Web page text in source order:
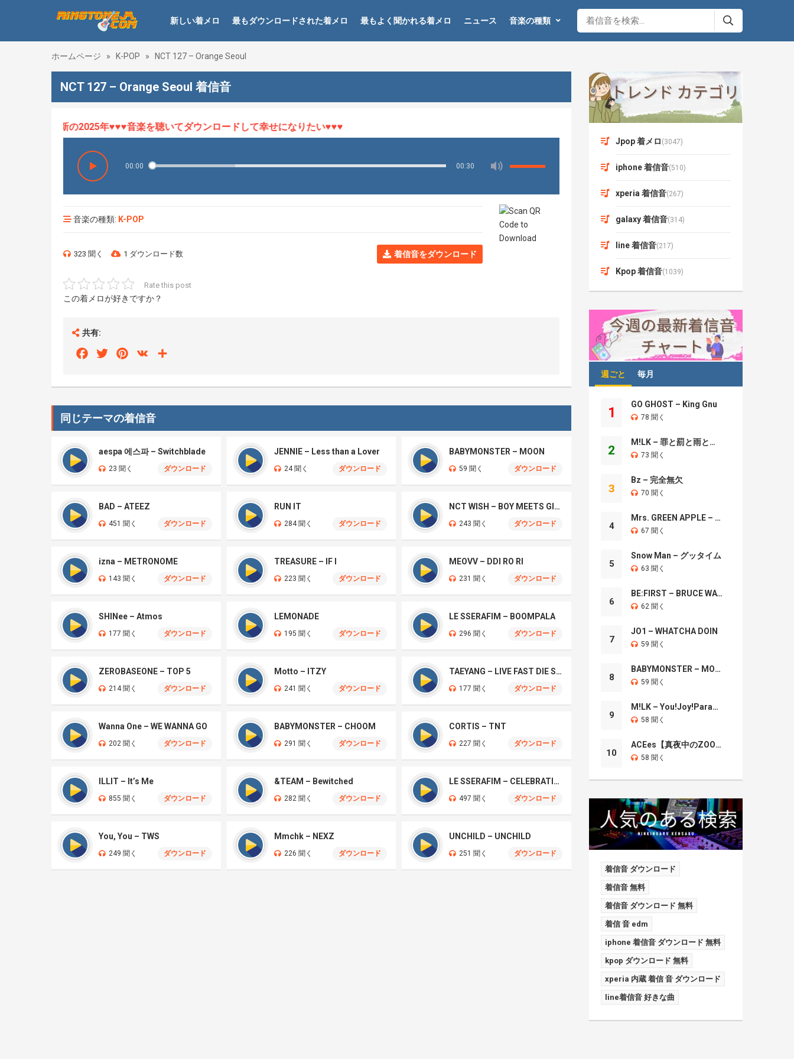
新しい着メロ 最もダウンロードされた着メロ 最もよく聞かれる着メロ ニュース 音楽の種類
ホームページ » K-POP » NCT 127 – Orange Seoul
NCT 127 – Orange Seoul 着信音
、最新の2025年♥♥♥音楽を聴いてダウンロードして幸せになりたい♥♥♥
00:00 00:30
音楽の種類: K-POP
323 聞く 1 ダウンロード数 着信音をダウンロード
Rate this post
この着メロが好きですか？
共有:
FacebookTwitterPinterest
VK
同じテーマの着信音
aespa 에스파 – Switchblade
23 聞く ダウンロード
JENNIE – Less than a Lover
24 聞く ダウンロード
BABYMONSTER – MOON
59 聞く ダウンロード
BAD – ATEEZ
451 聞く ダウンロード
RUN IT
284 聞く ダウンロード
NCT WISH – BOY MEETS GIRL
243 聞く ダウンロード
izna – METRONOME
143 聞く ダウンロード
TREASURE – IF I
223 聞く ダウンロード
MEOVV – DDI RO RI
231 聞く ダウンロード
SHINee – Atmos
177 聞く ダウンロード
LEMONADE
195 聞く ダウンロード
LE SSERAFIM – BOOMPALA
296 聞く ダウンロード
ZEROBASEONE – TOP 5
214 聞く ダウンロード
Motto – ITZY
241 聞く ダウンロード
TAEYANG – LIVE FAST DIE SLOW
177 聞く ダウンロード
Wanna One – WE WANNA GO
202 聞く ダウンロード
BABYMONSTER – CHOOM
291 聞く ダウンロード
CORTIS – TNT
227 聞く ダウンロード
ILLIT – It’s Me
855 聞く ダウンロード
&TEAM – Bewitched
282 聞く ダウンロード
LE SSERAFIM – CELEBRATION
497 聞く ダウンロード
You, You – TWS
249 聞く ダウンロード
Mmchk – NEXZ
226 聞く ダウンロード
UNCHILD – UNCHILD
251 聞く ダウンロード
Jpop 着メロ (3047)
iphone 着信音(510)
xperia 着信音(267)
galaxy 着信音(314)
line 着信音(217)
Kpop 着信音(1039)
週ごと 毎月
1
GO GHOST – King Gnu
78 聞く
2
M!LK – 罪と罰と雨とキス
73 聞く
3
Bz – 完全無欠
70 聞く
4
Mrs. GREEN APPLE – Brand New
67 聞く
5
Snow Man – グッタイム
63 聞く
6
BE:FIRST – BRUCE WAYNE
62 聞く
7
JO1 – WHATCHA DOIN
59 聞く
8
BABYMONSTER – MOON
59 聞く
9
M!LK – You!Joy!Parade!
58 聞く
10
ACEes【真夜中のZOO】
58 聞く
着信音 ダウンロード
着信音 無料
着信音 ダウンロード 無料
着信 音 edm
iphone 着信音 ダウンロード 無料
kpop ダウンロード 無料
xperia 内蔵 着信 音 ダウンロード
line着信音 好きな曲